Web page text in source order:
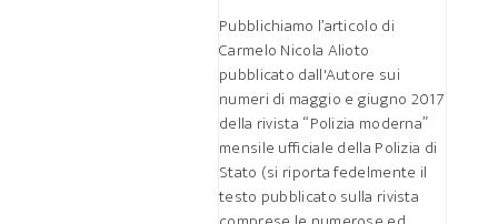
Pubblichiamo l’articolo di
Carmelo Nicola Alioto
pubblicato dall'Autore sui
numeri di maggio e giugno 2017
della rivista “Polizia moderna”
mensile ufficiale della Polizia di
Stato (si riporta fedelmente il
testo pubblicato sulla rivista